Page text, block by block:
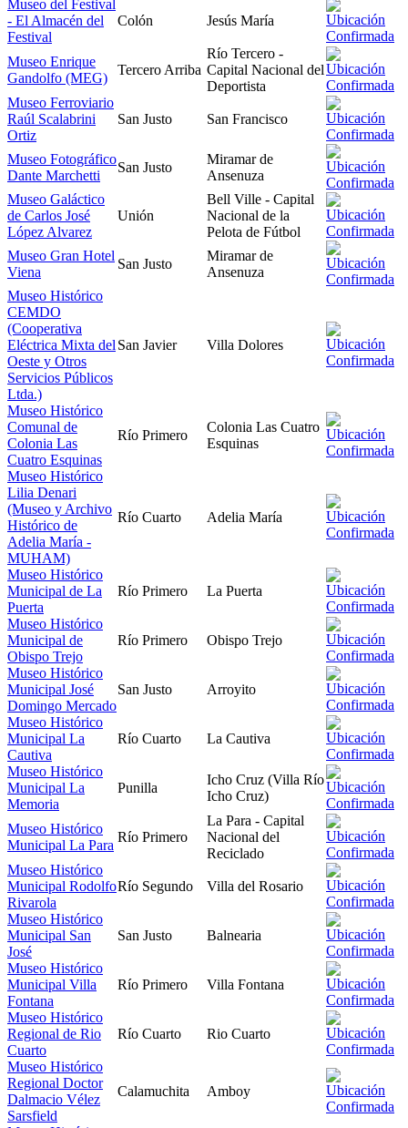
Museo del Festival
- El Almacén del
Festival
Colón Jesús María
Museo Enrique
Gandolfo (MEG)
Tercero Arriba
Río Tercero -
Capital Nacional del
Deportista
Museo Ferroviario
Raúl Scalabrini
Ortiz
San Justo San Francisco
Museo Fotográfico
Dante Marchetti
San Justo
Miramar de
Ansenuza
Museo Galáctico
de Carlos José
López Alvarez
Unión
Bell Ville - Capital
Nacional de la
Pelota de Fútbol
Museo Gran Hotel
Viena
San Justo
Miramar de
Ansenuza
Museo Histórico
CEMDO
(Cooperativa
Eléctrica Mixta del
Oeste y Otros
Servicios Públicos
Ltda.)
San Javier Villa Dolores
Museo Histórico
Comunal de
Colonia Las
Cuatro Esquinas
Río Primero
Colonia Las Cuatro
Esquinas
Museo Histórico
Lilia Denari
(Museo y Archivo
Histórico de
Adelia María -
MUHAM)
Río Cuarto Adelia María
Museo Histórico
Municipal de La
Puerta
Río Primero La Puerta
Museo Histórico
Municipal de
Obispo Trejo
Río Primero Obispo Trejo
Museo Histórico
Municipal José
Domingo Mercado
San Justo Arroyito
Museo Histórico
Municipal La
Cautiva
Río Cuarto La Cautiva
Museo Histórico
Municipal La
Memoria
Punilla
Icho Cruz (Villa Río
Icho Cruz)
Museo Histórico
Municipal La Para
Río Primero
La Para - Capital
Nacional del
Reciclado
Museo Histórico
Municipal Rodolfo
Rivarola
Río Segundo Villa del Rosario
Museo Histórico
Municipal San
José
San Justo Balnearia
Museo Histórico
Municipal Villa
Fontana
Río Primero Villa Fontana
Museo Histórico
Regional de Rio
Cuarto
Río Cuarto Rio Cuarto
Museo Histórico
Regional Doctor
Dalmacio Vélez
Sarsfield
Calamuchita Amboy